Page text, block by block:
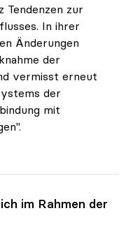
Tendenzen zur
In ihrer
Änderungen
der
vermisst erneut
der
mit
im Rahmen der